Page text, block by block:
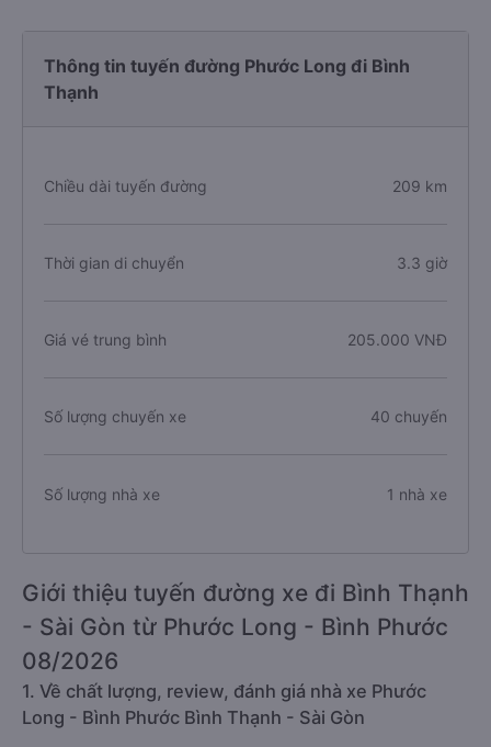
Thông tin tuyến đường Phước Long đi Bình
Thạnh
Chiều dài tuyến đường 209 km
Thời gian di chuyển 3.3 giờ
Giá vé trung bình 205.000 VNĐ
Số lượng chuyến xe 40 chuyến
Số lượng nhà xe 1 nhà xe
Giới thiệu tuyến đường xe đi Bình Thạnh
- Sài Gòn từ Phước Long - Bình Phước
08/2026
1. Về chất lượng, review, đánh giá nhà xe Phước
Long - Bình Phước Bình Thạnh - Sài Gòn